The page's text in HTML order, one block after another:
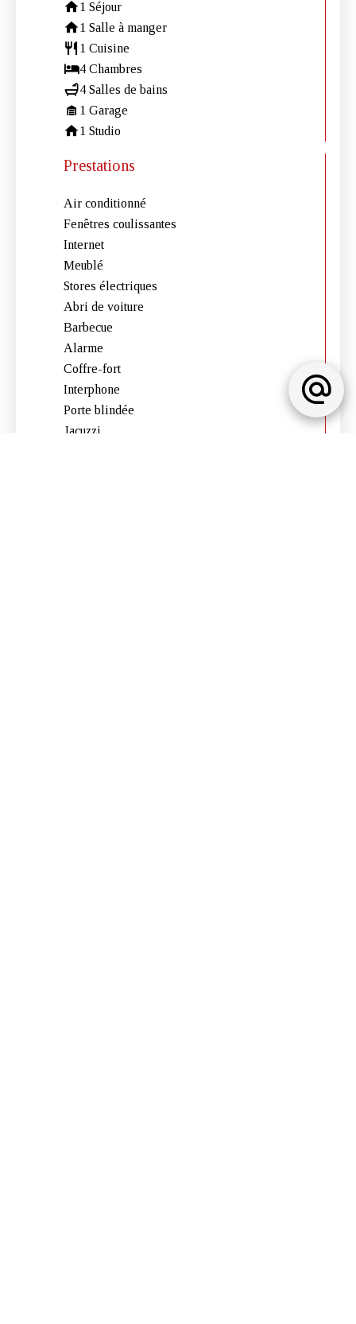
1 Séjour
1 Salle à manger
1 Cuisine
4 Chambres
4 Salles de bains
1 Garage
1 Studio
Prestations
Air conditionné
Fenêtres coulissantes
Internet
Meublé
Stores électriques
Abri de voiture
Barbecue
Alarme
Coffre-fort
Interphone
Porte blindée
Jacuzzi